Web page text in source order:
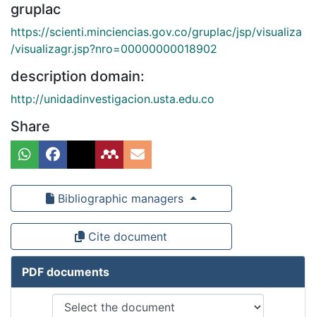
gruplac
https://scienti.minciencias.gov.co/gruplac/jsp/visualiza
/visualizagr.jsp?nro=00000000018902
description domain:
http://unidadinvestigacion.usta.edu.co
Share
Bibliographic managers
Cite document
PDF documents